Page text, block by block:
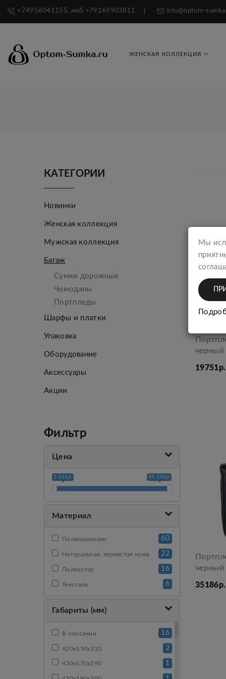
+74956041155, моб.+79169903811 info@optom-
ЖЕНСКАЯ КОЛЛЕКЦИЯ
КАТЕГОРИИ
Новинки
Женская коллекция
Мужская коллекция
Багаж
Сумки дорожные
Чемоданы
Портпледы
Шарфы и платки
Упаковка
Оборудование
Аксессуары
Акции
Фильтр
Цена
2 016р. 49 140р.
Материал
Полипропилен 60
Натуральная, зернистая кожа 22
Полиэстер 16
Текстиль 6
Габариты (мм)
В описании 16
420x150x310 2
430х170х290 1
черный
19751р.
черный
35186р.
Мы